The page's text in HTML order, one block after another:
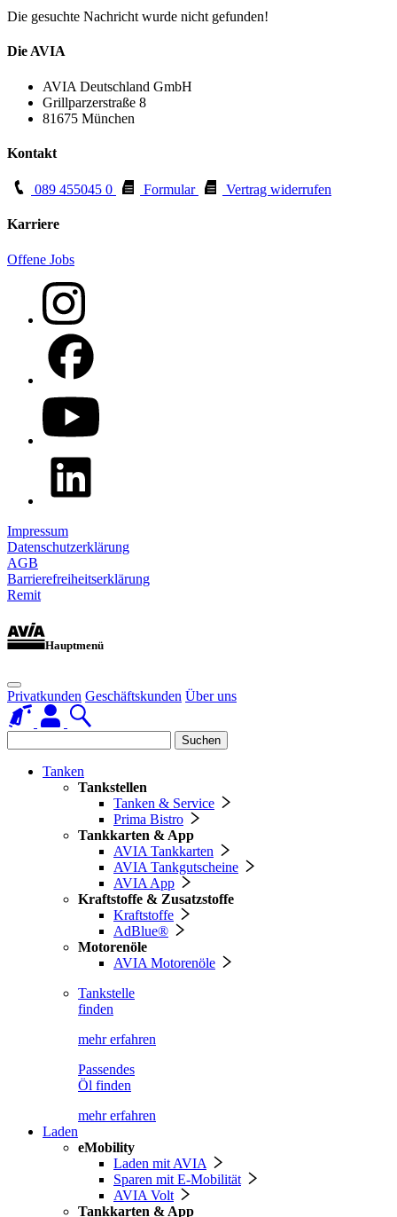
Die gesuchte Nachricht wurde nicht gefunden!
Die AVIA
AVIA Deutschland GmbH
Grillparzerstraße 8
81675 München
Kontakt
089 455045 0 Formular Vertrag widerrufen
Karriere
Offene Jobs
Impressum
Datenschutzerklärung
AGB
Barrierefreiheitserklärung
Remit
Hauptmenü
Privatkunden Geschäftskunden Über uns
Suchen
Tanken
Tankstellen
Tanken & Service
Prima Bistro
Tankkarten & App
AVIA Tankkarten
AVIA Tankgutscheine
AVIA App
Kraftstoffe & Zusatzstoffe
Kraftstoffe
AdBlue®
Motorenöle
AVIA Motorenöle
Tankstelle
finden
mehr erfahren
Passendes
Öl finden
mehr erfahren
Laden
eMobility
Laden mit AVIA
Sparen mit E-Mobilität
AVIA Volt
Tankkarten & App